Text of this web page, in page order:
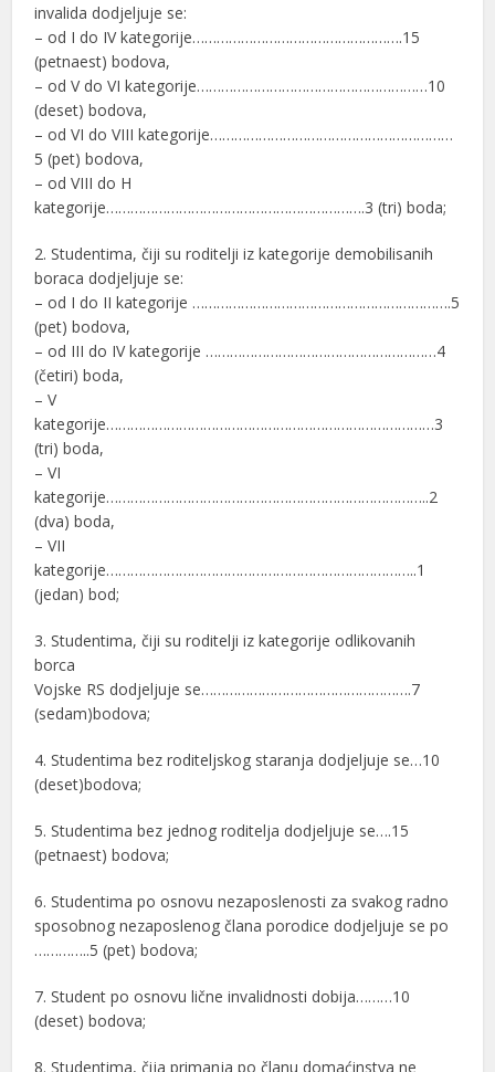
invalida dodjeljuje se:
– od I do IV kategorije…………………………………………….15
(petnaest) bodova,
– od V do VI kategorije…………………………………………………10
(deset) bodova,
– od VI do VIII kategorije……………………………………………………
5 (pet) bodova,
– od VIII do H
kategorije……………………………………………………….3 (tri) boda;
2. Studentima, čiji su roditelji iz kategorije demobilisanih
boraca dodjeljuje se:
– od I do II kategorije ……………………………………………………….5
(pet) bodova,
– od III do IV kategorije …………………………………………………4
(četiri) boda,
– V
kategorije………………………………………………………………………3
(tri) boda,
– VI
kategorije……………………………………………………………………..2
(dva) boda,
– VII
kategorije…………………………………………………………………..1
(jedan) bod;
3. Studentima, čiji su roditelji iz kategorije odlikovanih
borca
Vojske RS dodjeljuje se…………………………………………….7
(sedam)bodova;
4. Studentima bez roditeljskog staranja dodjeljuje se…10
(deset)bodova;
5. Studentima bez jednog roditelja dodjeljuje se….15
(petnaest) bodova;
6. Studentima po osnovu nezaposlenosti za svakog radno
sposobnog nezaposlenog člana porodice dodjeljuje se po
…………..5 (pet) bodova;
7. Student po osnovu lične invalidnosti dobija………10
(deset) bodova;
8. Studentima, čija primanja po članu domaćinstva ne